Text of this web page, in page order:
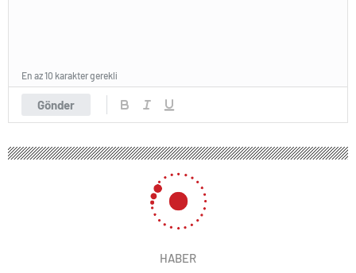
Gönder
En az 10 karakter gerekli
HABER